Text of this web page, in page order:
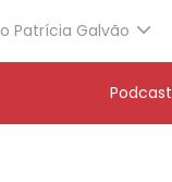
Patrícia Galvão
Podcast